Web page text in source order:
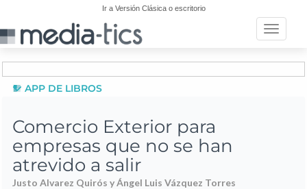
Ir a Versión Clásica o escritorio
Toggle
APP DE LIBROS
Comercio Exterior para
empresas que no se han
atrevido a salir
Justo Alvarez Quirós y Ángel Luis Vázquez Torres